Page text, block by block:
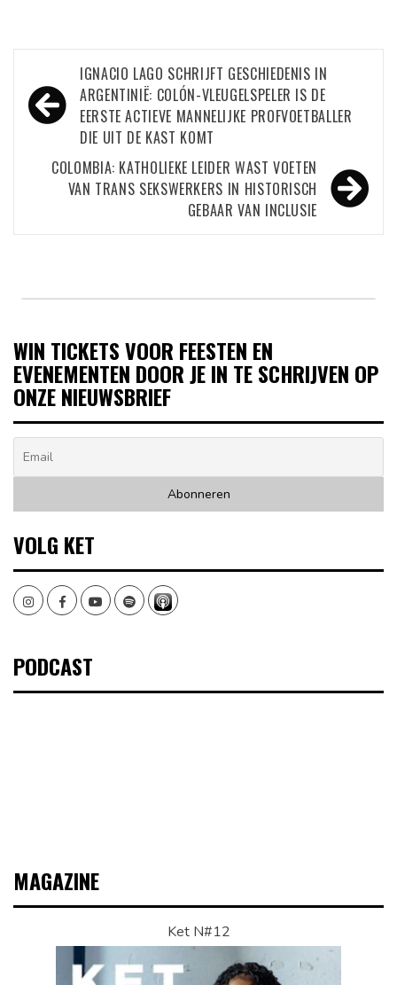
Bericht
navigatie
IGNACIO LAGO SCHRIJFT GESCHIEDENIS IN
ARGENTINIË: COLÓN-VLEUGELSPELER IS DE
EERSTE ACTIEVE MANNELIJKE PROFVOETBALLER
DIE UIT DE KAST KOMT
COLOMBIA: KATHOLIEKE LEIDER WAST VOETEN
VAN TRANS SEKSWERKERS IN HISTORISCH
GEBAAR VAN INCLUSIE
WIN TICKETS VOOR FEESTEN EN
EVENEMENTEN DOOR JE IN TE SCHRIJVEN OP
ONZE NIEUWSBRIEF
VOLG KET
InstagramFacebookYoutubeSpotify
PODCAST
MAGAZINE
Ket N#12